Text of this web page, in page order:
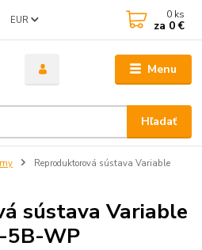
Menu
EUR
Hľadať
0 ks
za 0 €
Reproduktorová sústava Variable
sústava Variable
5B-WP